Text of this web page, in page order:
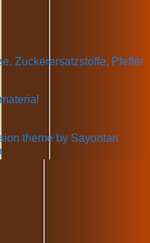
Zuckerersatzstoffe, Pfeffer
theme by Sayontan